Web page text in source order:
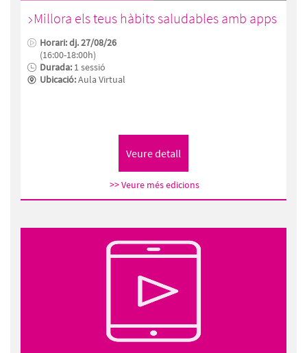
Millora els teus hàbits saludables amb apps
Horari: dj. 27/08/26
(16:00-18:00h)
Durada: 1 sessió
Ubicació:Aula Virtual
>> Veure més edicions